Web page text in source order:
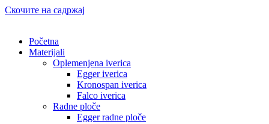
Скочите на садржај
Početna
Materijali
Oplemenjena iverica
Egger iverica
Kronospan iverica
Falco iverica
Radne ploče
Egger radne ploče